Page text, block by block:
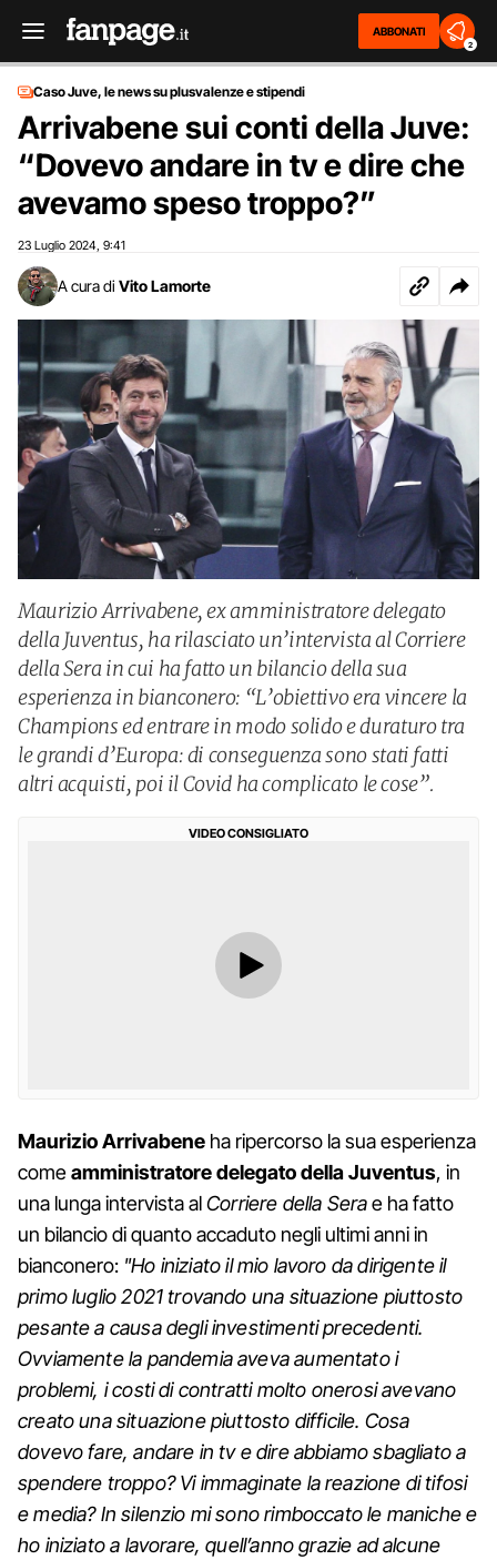
ABBONATI
2
Caso Juve, le news su plusvalenze e stipendi
Arrivabene sui conti della Juve:
“Dovevo andare in tv e dire che
avevamo speso troppo?”
23 Luglio 2024 9:41
A cura di Vito Lamorte
Maurizio Arrivabene, ex amministratore delegato
della Juventus, ha rilasciato un’intervista al Corriere
della Sera in cui ha fatto un bilancio della sua
esperienza in bianconero: “L’obiettivo era vincere la
Champions ed entrare in modo solido e duraturo tra
le grandi d’Europa: di conseguenza sono stati fatti
altri acquisti, poi il Covid ha complicato le cose”.
VIDEO CONSIGLIATO
Maurizio Arrivabene ha ripercorso la sua esperienza
comeamministratore delegato della Juventus, in
una lunga intervista alCorriere della Serae ha fatto
un bilancio di quanto accaduto negli ultimi anni in
bianconero: "Ho iniziato il mio lavoro da dirigente il
primo luglio 2021 trovando una situazione piuttosto
pesante a causa degli investimenti precedenti.
Ovviamente la pandemia aveva aumentato i
problemi, i costi di contratti molto onerosi avevano
creato una situazione piuttosto difficile. Cosa
dovevo fare, andare in tv e dire abbiamo sbagliato a
spendere troppo? Vi immaginate la reazione di tifosi
e media? In silenzio mi sono rimboccato le maniche e
ho iniziato a lavorare, quell’anno grazie ad alcune